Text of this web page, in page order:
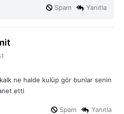
Yanıtla
Spam
kalk ne halde kulüp gör bunlar senin
etti
Yanıtla
Spam